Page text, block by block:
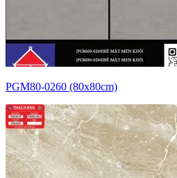
PGM80-0260 (80x80cm)